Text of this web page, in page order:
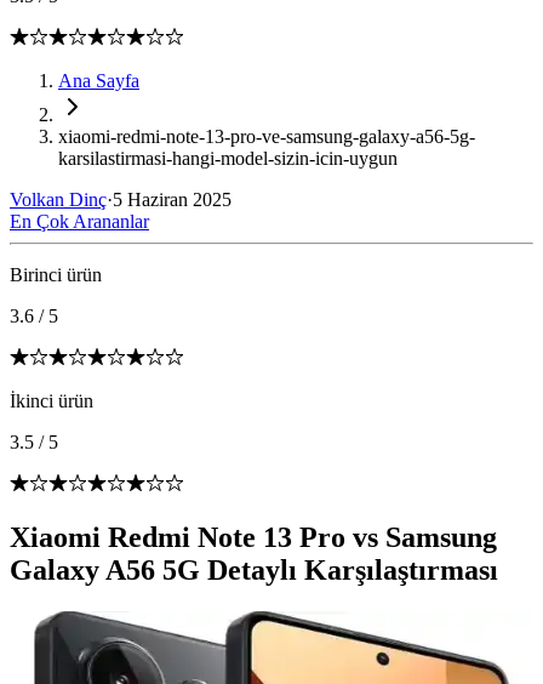
Ana Sayfa
xiaomi-redmi-note-13-pro-ve-samsung-galaxy-a56-5g-
karsilastirmasi-hangi-model-sizin-icin-uygun
Volkan Dinç·5 Haziran 2025
En Çok Arananlar
Birinci ürün
3.6 / 5
İkinci ürün
3.5 / 5
Xiaomi Redmi Note 13 Pro vs Samsung
Galaxy A56 5G Detaylı Karşılaştırması